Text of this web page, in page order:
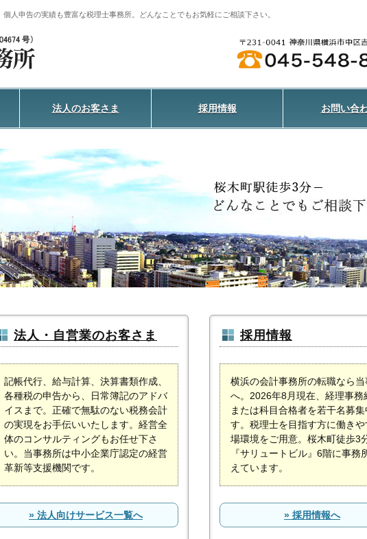
個人申告の実績も豊富な税理士事務所。 どんなことでもお気軽にご相談下さい。
法人のお客さま 採用情報 お問い合
法人・自営業のお客さま
記帳代行、給与計算、決算書類作成、
各種税の申告から、日常簿記のアドバ
イスまで。正確で無駄のない税務会計
の実現をお手伝いいたします。経営全
体のコンサルティングもお任せ下さ
い。当事務所は中小企業庁認定の経営
革新等支援機関です。
» 法人向けサービス一覧へ
採用情報
横浜の会計事務所の転職なら
へ。 2026年8月現在、経理事務
または科目合格者を若干名募
す。税理士を目指す方に働き
場環境をご用意。桜木町徒歩3
『サリュートビル』6階に事務
えています。
» 採用情報へ